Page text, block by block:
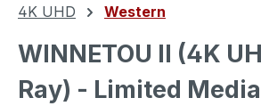
4K UHD Western
WINNETOU II (4K
Ray) - Limited